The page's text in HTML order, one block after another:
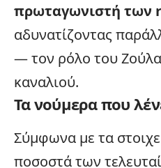
πρωταγωνιστή των
αδυνατίζοντας
— τον ρόλο του
καναλιού.
Τα νούμερα που
Σύμφωνα με τα
ποσοστά των